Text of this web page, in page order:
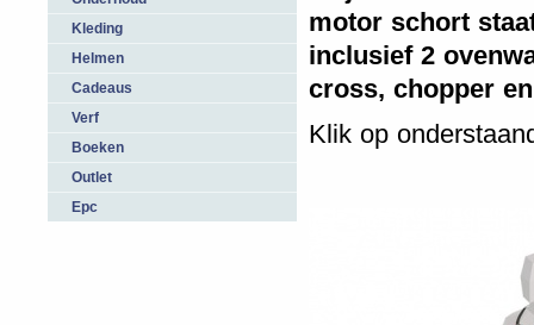
Kleding
Helmen
Cadeaus
Verf
Boeken
Outlet
Epc
motor schort
inclusief 2
cross, chopper
Klik op